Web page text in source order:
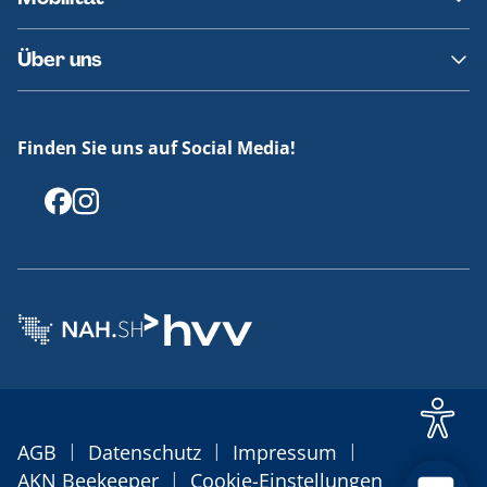
Fundsachen
Häufige Fragen
Barrierefreies Reisen
Erklärung Barrierefreiheit
Über uns
Offenlegungen
Finden Sie uns auf Social Media!
AGB | Datenschutz | Impressum |
AKN Beekeeper | Cookie-Einstellungen